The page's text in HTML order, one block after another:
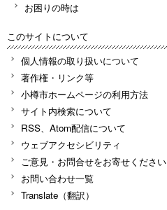
お困りの時は
このサイトについて
個人情報の取り扱いについて
著作権・リンク等
小樽市ホームページの利用方法
サイト内検索について
RSS、Atom配信について
ウェブアクセシビリティ
ご意見・お問合せをお寄せください
お問い合わせ一覧
Translate（翻訳）